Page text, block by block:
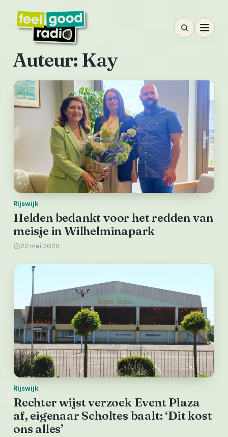
inhoud
Auteur: Kay
Rijswijk
Helden bedankt voor het redden van
meisje in Wilhelminapark
22 mei 2025
Rijswijk
Rechter wijst verzoek Event Plaza
af, eigenaar Scholtes baalt: ‘Dit kost
ons alles’